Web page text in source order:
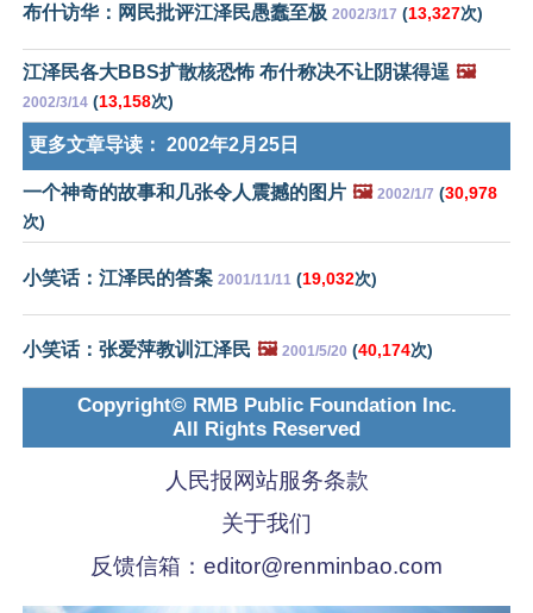
布什访华：网民批评江泽民愚蠢至极 2002/3/17 (13,327次)
江泽民各大BBS扩散核恐怖 布什称决不让阴谋得逞 🖼️
2002/3/14 (13,158次)
更多文章导读： 2002年2月25日
一个神奇的故事和几张令人震撼的图片 🖼️ 2002/1/7 (30,978
次)
小笑话：江泽民的答案 2001/11/11 (19,032次)
小笑话：张爱萍教训江泽民 🖼️ 2001/5/20 (40,174次)
Copyright© RMB Public Foundation Inc.
All Rights Reserved
人民报网站服务条款
关于我们
反馈信箱： editor@renminbao.com